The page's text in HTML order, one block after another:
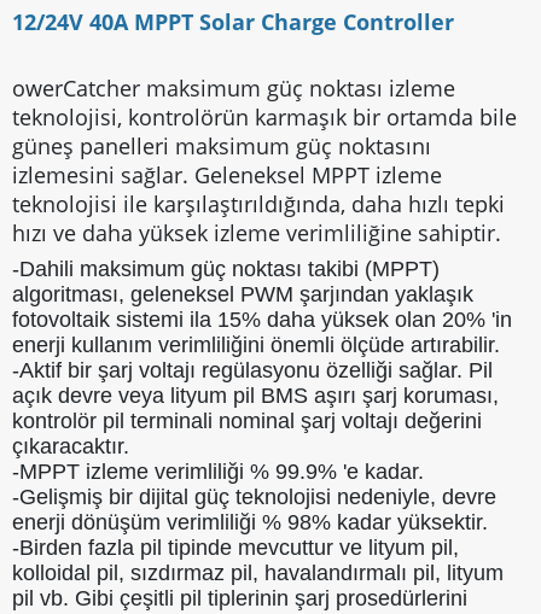
12/24V 40A MPPT Solar Charge Controller
owerCatcher maksimum güç noktası izleme
teknolojisi, kontrolörün karmaşık bir ortamda bile
güneş panelleri maksimum güç noktasını
izlemesini sağlar. Geleneksel MPPT izleme
teknolojisi ile karşılaştırıldığında, daha hızlı tepki
hızı ve daha yüksek izleme verimliliğine sahiptir.
-Dahili maksimum güç noktası takibi (MPPT)
algoritması, geleneksel PWM şarjından yaklaşık
fotovoltaik sistemi ila 15% daha yüksek olan 20% 'in
enerji kullanım verimliliğini önemli ölçüde artırabilir.
-Aktif bir şarj voltajı regülasyonu özelliği sağlar. Pil
açık devre veya lityum pil BMS aşırı şarj koruması,
kontrolör pil terminali nominal şarj voltajı değerini
çıkaracaktır.
-MPPT izleme verimliliği % 99.9% 'e kadar.
-Gelişmiş bir dijital güç teknolojisi nedeniyle, devre
enerji dönüşüm verimliliği % 98% kadar yüksektir.
-Birden fazla pil tipinde mevcuttur ve lityum pil,
kolloidal pil, sızdırmaz pil, havalandırmalı pil, lityum
pil vb. Gibi çeşitli pil tiplerinin şarj prosedürlerini